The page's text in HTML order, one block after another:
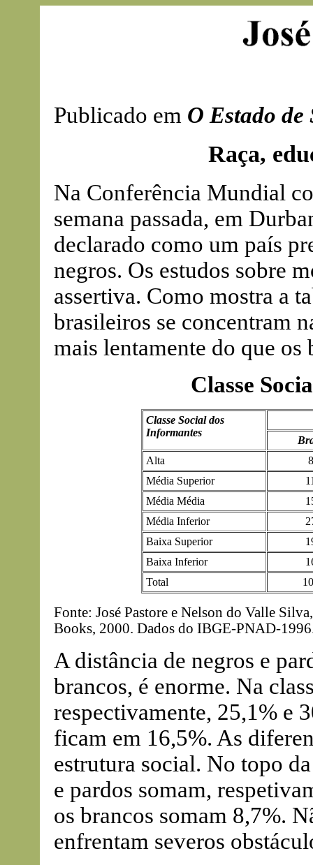
Publicado em O Estado de
Raça,
Na Conferência Mundial
semana passada, em
declarado como um país
negros. Os estudos sobre
assertiva. Como mostra a
brasileiros se concentram
mais lentamente do que os
Classe
Classe Social dos
Informantes
Alta
Média Superior
Média Média
Média Inferior
Baixa Superior
Baixa Inferior
Total
Fonte: José Pastore e Nelson do Valle
Books, 2000. Dados do IBGE-PNAD-
A distância de negros e
brancos, é enorme. Na
respectivamente, 25,1% e
ficam em 16,5%. As
estrutura social. No topo
e pardos somam,
os brancos somam 8,7%.
enfrentam severos